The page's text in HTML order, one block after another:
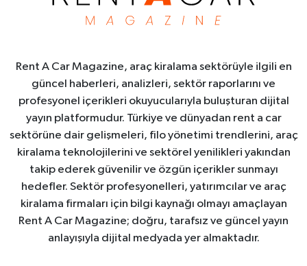
Rent A Car Magazine, araç kiralama sektörüyle ilgili en
güncel haberleri, analizleri, sektör raporlarını ve
profesyonel içerikleri okuyucularıyla buluşturan dijital
yayın platformudur. Türkiye ve dünyadan rent a car
sektörüne dair gelişmeleri, filo yönetimi trendlerini, araç
kiralama teknolojilerini ve sektörel yenilikleri yakından
takip ederek güvenilir ve özgün içerikler sunmayı
hedefler. Sektör profesyonelleri, yatırımcılar ve araç
kiralama firmaları için bilgi kaynağı olmayı amaçlayan
Rent A Car Magazine; doğru, tarafsız ve güncel yayın
anlayışıyla dijital medyada yer almaktadır.